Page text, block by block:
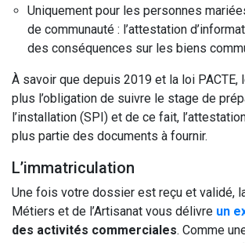
Uniquement pour les personnes
de communauté : l’attestation
des conséquences sur les biens
À savoir que depuis 2019 et la loi PACTE,
plus l’obligation de suivre le stage de
l’installation (SPI) et de ce fait,
plus partie des documents à fournir.
L’immatriculation
Une fois votre dossier est reçu et validé,
Métiers et de l’Artisanat vous délivre un
des activités commerciales. Comme